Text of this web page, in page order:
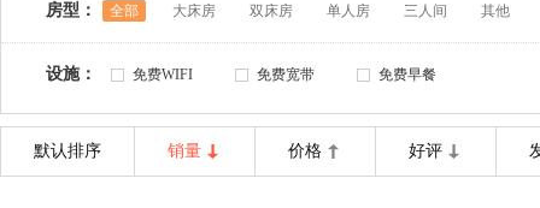
房型： 全部 大床房 双床房 单人房 三人间 其他
设施： 免费WIFI 免费宽带 免费早餐
默认排序 销量 价格 好评